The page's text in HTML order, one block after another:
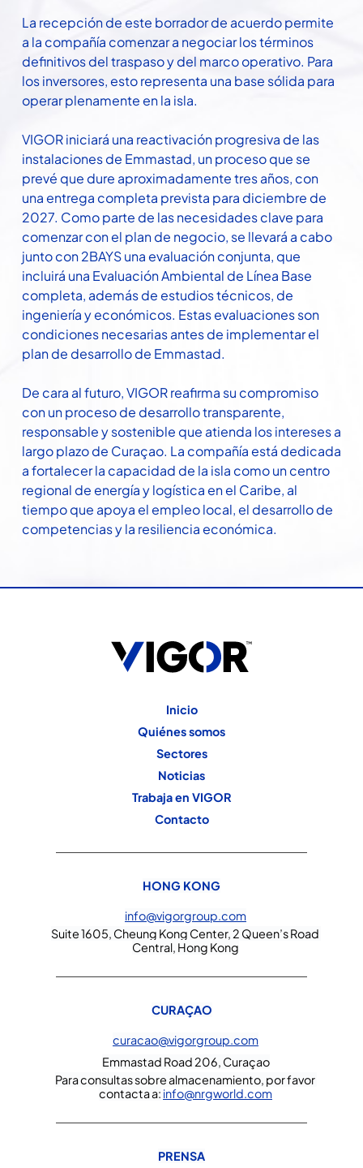
La recepción de este borrador de acuerdo permite
a la compañía comenzar a negociar los términos
definitivos del traspaso y del marco operativo. Para
los inversores, esto representa una base sólida para
operar plenamente en la isla.
VIGOR iniciará una reactivación progresiva de las
instalaciones de Emmastad, un proceso que se
prevé que dure aproximadamente tres años, con
una entrega completa prevista para diciembre de
2027. Como parte de las necesidades clave para
comenzar con el plan de negocio, se llevará a cabo
junto con 2BAYS una evaluación conjunta, que
incluirá una Evaluación Ambiental de Línea Base
completa, además de estudios técnicos, de
ingeniería y económicos. Estas evaluaciones son
condiciones necesarias antes de implementar el
plan de desarrollo de Emmastad.
De cara al futuro, VIGOR reafirma su compromiso
con un proceso de desarrollo transparente,
responsable y sostenible que atienda los intereses a
largo plazo de Curaçao. La compañía está dedicada
a fortalecer la capacidad de la isla como un centro
regional de energía y logística en el Caribe, al
tiempo que apoya el empleo local, el desarrollo de
competencias y la resiliencia económica.
Inicio
Quiénes somos
Sectores
Noticias
Trabaja en VIGOR
Contacto
HONG KONG
info@vigorgroup.com
Suite 1605, Cheung Kong Center, 2 Queen’s Road
Central, Hong Kong
CURAÇAO
curacao@vigorgroup.com
Emmastad Road 206, Curaçao
Para consultas sobre almacenamiento, por favor
contacta a: info@nrgworld.com
PRENSA